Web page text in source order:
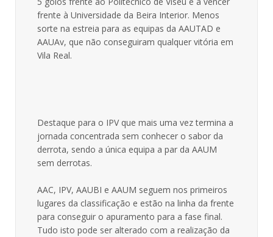
frente à Universidade da Beira Interior. Menos
sorte na estreia para as equipas da AAUTAD e
AAUAv, que não conseguiram qualquer vitória em
Vila Real.
Destaque para o IPV que mais uma vez termina a
jornada concentrada sem conhecer o sabor da
derrota, sendo a única equipa a par da AAUM
sem derrotas.
AAC, IPV, AAUBI e AAUM seguem nos primeiros
lugares da classificação e estão na linha da frente
para conseguir o apuramento para a fase final.
Tudo isto pode ser alterado com a realização da